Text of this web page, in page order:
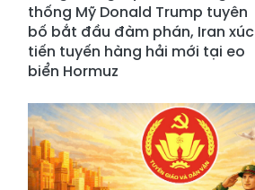
thống Mỹ Donald Trump tuyên
bố bắt đầu đàm phán, Iran xúc
tiến tuyến hàng hải mới tại eo
biển Hormuz